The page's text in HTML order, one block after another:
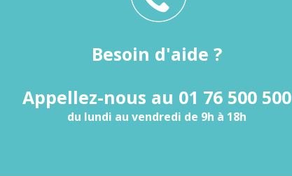
Besoin d'aide ?
Appellez-nous au 01 76 500 500
du lundi au vendredi de 9h à 18h